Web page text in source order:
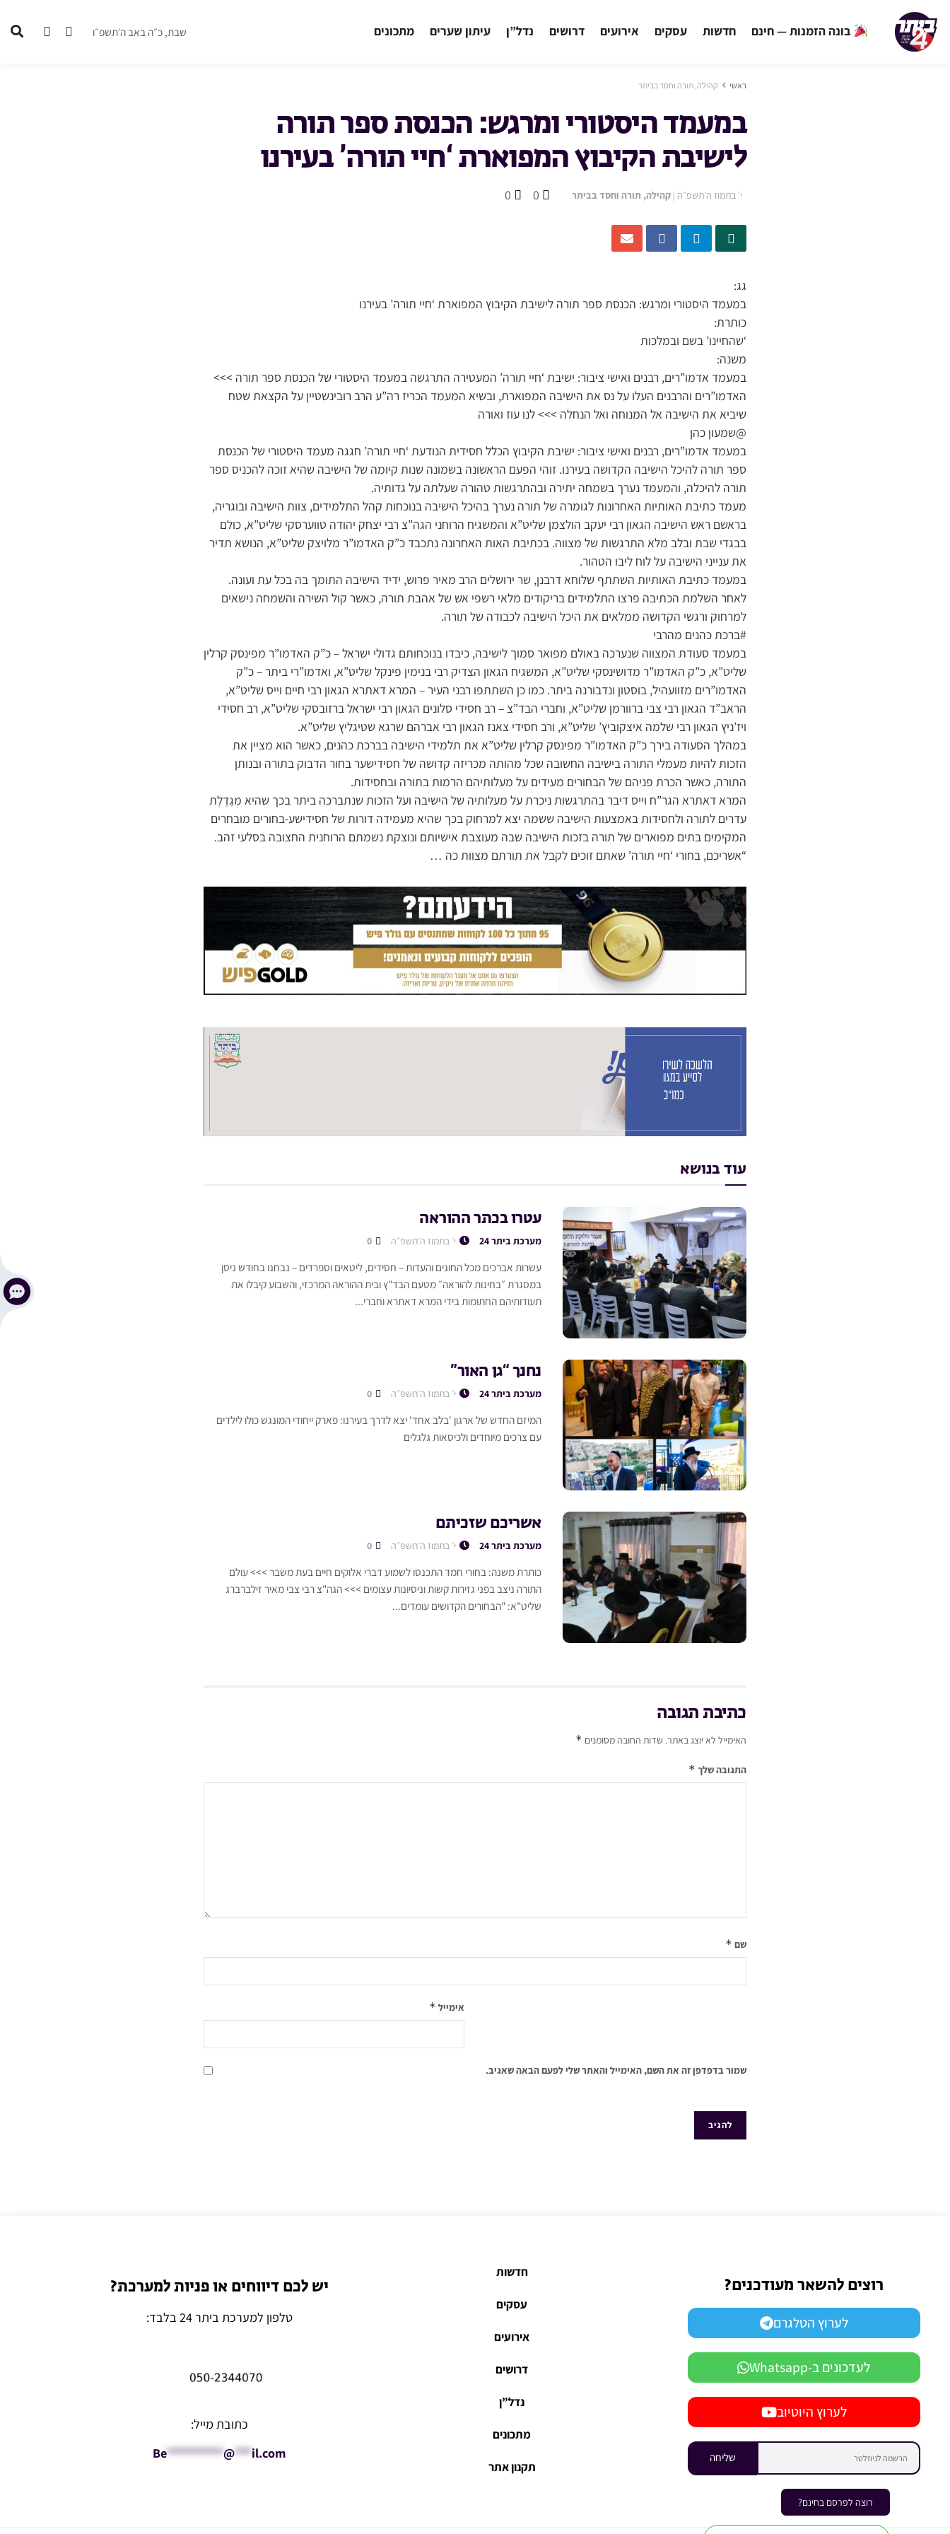
בונה הזמנות — חינם חדשות עסקים אירועים דרושים נדל”ן עיתון שערים מתכונים שבת, כ״ה באב ה׳תשפ״ו
ראשי קהילה, תורה וחסד בביתר
במעמד היסטורי ומרגש: הכנסת ספר תורה
לישיבת הקיבוץ המפוארת ‘חיי תורה’ בעירנו
י׳ בתמוז ה׳תשפ״ה | קהילה, תורה וחסד בביתר 0
0
גג:
במעמד היסטורי ומרגש: הכנסת ספר תורה לישיבת הקיבוץ המפוארת ‘חיי תורה’ בעירנו
כותרת:
‘שהחיינו’ בשם ובמלכות
משנה:
במעמד אדמו”רים, רבנים ואישי ציבור: ישיבת ‘חיי תורה’ המעטירה התרגשה במעמד היסטורי של הכנסת ספר תורה >>>
האדמו”רים והרבנים העלו על נס את הישיבה המפוארת, ובשיא המעמד הכריז רה”ע הרב רובינשטיין על הקצאת שטח
שיביא את הישיבה אל המנוחה ואל הנחלה >>> לנו עוז ואורה
@שמעון כהן
במעמד אדמו”רים, רבנים ואישי ציבור: ישיבת הקיבוץ הכלל חסידית הנודעת ‘חיי תורה’ חגגה מעמד היסטורי של הכנסת
ספר תורה להיכל הישיבה הקדושה בעירנו. זוהי הפעם הראשונה בשמונה שנות קיומה של הישיבה שהיא זוכה להכניס ספר
תורה להיכלה, והמעמד נערך בשמחה יתירה ובהתרגשות טהורה שעלתה על גדותיה.
מעמד כתיבת האותיות האחרונות לגומרה של תורה נערך בהיכל הישיבה בנוכחות קהל התלמידים, צוות הישיבה ובוגריה,
בראשם ראש הישיבה הגאון רבי יעקב הולצמן שליט”א והמשגיח הרוחני הגה”צ רבי יצחק יהודה טווערסקי שליט”א, כולם
בבגדי שבת ובלב מלא התרגשות של מצווה. בכתיבת האות האחרונה נתכבד כ”ק האדמו”ר מלויצק שליט”א, הנושא תדיר
את ענייני הישיבה על לוח ליבו הטהור.
במעמד כתיבת האותיות השתתף שלוחא דרבנן, שר ירושלים הרב מאיר פרוש, ידיד הישיבה התומך בה בכל עת ועונה.
לאחר השלמת הכתיבה פרצו התלמידים בריקודים מלאי רשפי אש של אהבת תורה, כאשר קול השירה והשמחה נישאים
למרחוק ורגשי הקדושה ממלאים את היכל הישיבה לכבודה של תורה.
#ברכת כהנים מהרבי
במעמד סעודת המצווה שנערכה באולם מפואר סמוך לישיבה, כיבדו בנוכחותם גדולי ישראל – כ”ק האדמו”ר מפינסק קרלין
שליט”א, כ”ק האדמו”ר מדושינסקי שליט”א, המשגיח הגאון הצדיק רבי בנימין פינקל שליט”א, ואדמו”רי ביתר – כ”ק
האדמו”רים מזוועהיל, בוסטון ונדבורנה ביתר. כמו כן השתתפו רבני העיר – המרא דאתרא הגאון רבי חיים וייס שליט”א,
הראב”ד הגאון רבי צבי ברוורמן שליט”א, וחברי הבד”צ – רב חסידי סלונים הגאון רבי ישראל ברזובסקי שליט”א, רב חסידי
ויז’ניץ הגאון רבי שלמה איצקוביץ’ שליט”א, ורב חסידי צאנז הגאון רבי אברהם שרגא שטיגליץ שליט”א.
במהלך הסעודה בירך כ”ק האדמו”ר מפינסק קרלין שליט”א את תלמידי הישיבה בברכת כהנים, כאשר הוא מציין את
הזכות להיות מעמלי התורה בישיבה החשובה שכל מהותה מכריזה קדושה של חסידישער בחור הדבוק בתורה ובנותן
התורה, כאשר הכרת פניהם של הבחורים מעידים על מעלותיהם הרמות בתורה ובחסידות.
המרא דאתרא הגר”ח וייס דיבר בהתרגשות ניכרת על מעלותיה של הישיבה ועל הזכות שנתברכה ביתר בכך שהיא מְגַדֶלֶת
עדרים לתורה ולחסידות באמצעות הישיבה ששמה יצא למרחוק בכך שהיא מעמידה דורות של חסידישע-בחורים מובחרים
המקימים בתים מפוארים של תורה בזכות הישיבה שבה מעוצבת אישיותם ונוצקת נשמתם הרוחנית החצובה בסלעי זהב.
“אשריכם, בחורי ‘חיי תורה’ שאתם זוכים לקבל את תורתם מצוות כה …
עוד בנושא
עטרו בכתר ההוראה
מערכת ביתר 24 י׳ בתמוז ה׳תשפ״ה
עשרות אברכים מכל החוגים והעדות – חסידים, ליטאים וספרדים – נבחנו בחודש ניסן
במסגרת ״בחינות להוראה״ מטעם הבד"ץ ובית ההוראה המרכזי, והשבוע קיבלו את
תעודותיהם החתומות בידי המרא דאתרא וחברי...
נחנך “גן האור”
מערכת ביתר 24 י׳ בתמוז ה׳תשפ״ה
המיזם החדש של ארגון 'בלב אחד' יצא לדרך בעירנו: פארק ייחודי המונגש כולו לילדים
עם צרכים מיוחדים ולכיסאות גלגלים
אשריכם שזכיתם
מערכת ביתר 24 י׳ בתמוז ה׳תשפ״ה
כותרת משנה: בחורי חמד התכנסו לשמוע דברי אלוקים חיים בעת משבר >>> עולם
התורה ניצב בפני גזירות קשות וניסיונות עצומים >>> הגה"צ רבי צבי מאיר זילברברג
שליט"א: "הבחורים הקדושים עומדים...
כתיבת תגובה
האימייל לא יוצג באתר. שדות החובה מסומנים *
התגובה שלך *
שם *
אימייל *
שמור בדפדפן זה את השם, האימייל והאתר שלי לפעם הבאה שאגיב.
רוצה לפרסם בחינם?
רוצים להשאר מעודכנים?
לערוץ הטלגרם
לעדכונים ב-Whatsapp
לערוץ היוטיוב
שליחה
חדשות
עסקים
אירועים
דרושים
נדל”ן
מתכונים
תקנון אתר
יש לכם דיווחים או פניות למערכת?
טלפון למערכת ביתר 24 בלבד:
כתובת מייל:
Be**********@***il.com